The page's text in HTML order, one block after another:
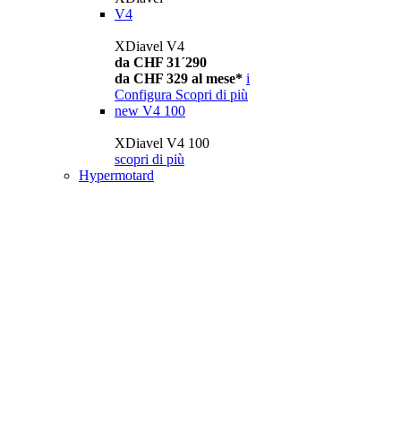
V4
XDiavel V4
da CHF 31´290
da CHF 329 al mese* i
Configura Scopri di più
new V4 100
XDiavel V4 100
scopri di più
Hypermotard